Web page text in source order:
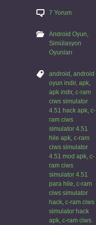
7 Yorum
Android Oyun,
Simülasyon
Oyunları
android , android
oyun indir, apk,
apk indir, c-ram
ciws simulator
4.51 hack apk, c-
ram ciws
simulator 4.51
hile apk, c-ram
ciws simulator
4.51 mod apk, c-
ram ciws
simulator 4.51
para hile, c-ram
ciws simulator
hack, c-ram ciws
simulator hack
apk, c-ram ciws